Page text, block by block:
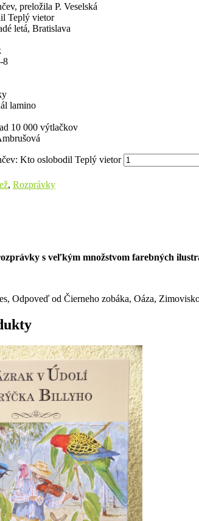
preložila P. Veselská
Teplý vietor
letá, Bratislava
8
lamino
10 000 výtlačkov
Kto oslobodil Teplý vietor
, Rozprávky
s veľkým množstvom farebných
Odpoveď od Čierneho zobáka, Oáza,